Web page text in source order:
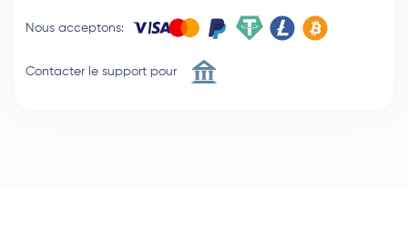
Nous acceptons:
Contacter le support pour